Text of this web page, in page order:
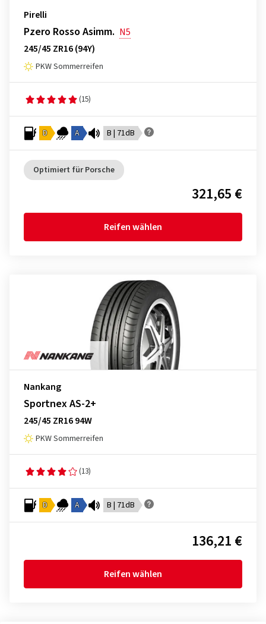
Pirelli
Pzero Rosso Asimm. N5
245/45 ZR16 (94Y)
PKW Sommerreifen
(15)
D A B | 71dB
Optimiert für Porsche
321,65 €
Reifen wählen
Nankang
Sportnex AS-2+
245/45 ZR16 94W
PKW Sommerreifen
(13)
D A B | 71dB
136,21 €
Reifen wählen